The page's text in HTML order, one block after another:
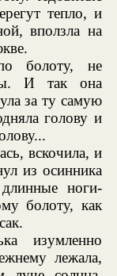
тепло, и
вползла на
болоту, не
И так она
за ту самую
голову и
вскочила, и
из осинника
ноги-
болоту, как
изумленно
лежала,